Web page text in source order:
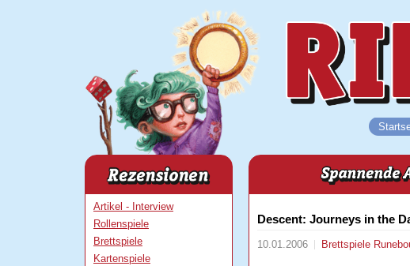
Artikel - Interview
Rollenspiele
Brettspiele
Kartenspiele
Descent: Journeys in the
10.01.2006 Brettspiele